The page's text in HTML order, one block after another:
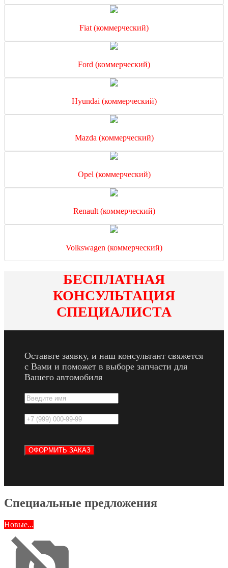
Fiat (коммерческий)
Ford (коммерческий)
Hyundai (коммерческий)
Mazda (коммерческий)
Opel (коммерческий)
Renault (коммерческий)
Volkswagen (коммерческий)
БЕСПЛАТНАЯ
КОНСУЛЬТАЦИЯ
СПЕЦИАЛИСТА
Оставьте заявку, и наш консультант свяжется
с Вами и поможет в выборе запчасти для
Вашего автомобиля
Специальные предложения
Новые...